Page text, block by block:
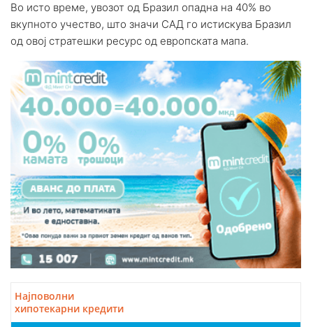
Во исто време, увозот од Бразил опадна на 40% во
вкупното учество, што значи САД го истискува Бразил
од овој стратешки ресурс од европската мапа.